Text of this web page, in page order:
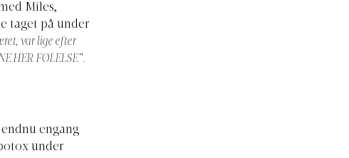
Miles,
taget på under
var lige efter
HER FØLELSE”.
engang
under